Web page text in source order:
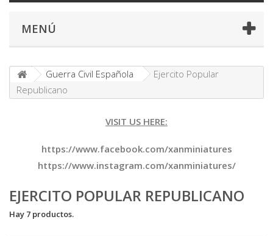
MENÚ
Guerra Civil Española
Ejercito Popular
Republicano
VISIT US HERE:
https://www.facebook.com/xanminiatures
https://www.instagram.com/xanminiatures/
EJERCITO POPULAR REPUBLICANO
Hay 7 productos.